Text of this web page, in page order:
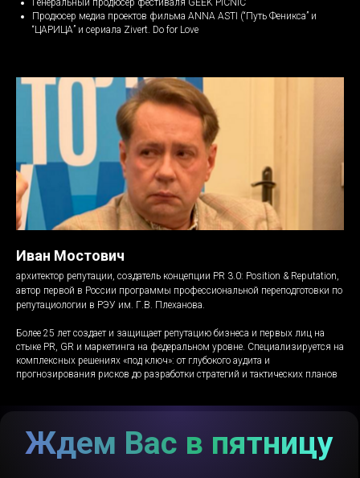
Генеральный продюсер фестиваля GEEK PICNIC
Продюсер медиа проектов фильма ANNA ASTI (“Путь Феникса” и
“ЦАРИЦА” и сериала Zivert. Do for Love
Иван Мостович
архитектор репутации, создатель концепции PR 3.0: Position & Reputation,
автор первой в России программы профессиональной переподготовки по
репутациологии в РЭУ им. Г.В. Плеханова.
Более 25 лет создает и защищает репутацию бизнеса и первых лиц на
стыке PR, GR и маркетинга на федеральном уровне. Специализируется на
комплексных решениях «под ключ»: от глубокого аудита и
прогнозирования рисков до разработки стратегий и тактических планов
Позвонить